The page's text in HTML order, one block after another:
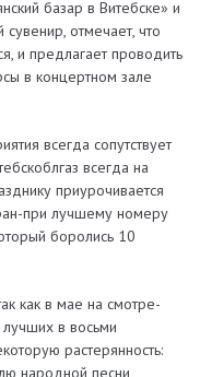
базар в Витебске» и
отмечает, что
и предлагает проводить
в концертном зале
всегда сопутствует
всегда на
приурочивается
при лучшему номеру
боролись 10
как в мае на смотре-
в восьми
растерянность:
народной песни